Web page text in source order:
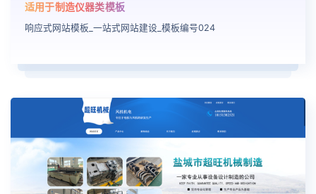
适用于制造仪器类模板
响应式网站模板_一站式网站建设_模板编号024